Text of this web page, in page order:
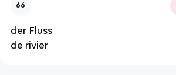
66
der Fluss
de rivier